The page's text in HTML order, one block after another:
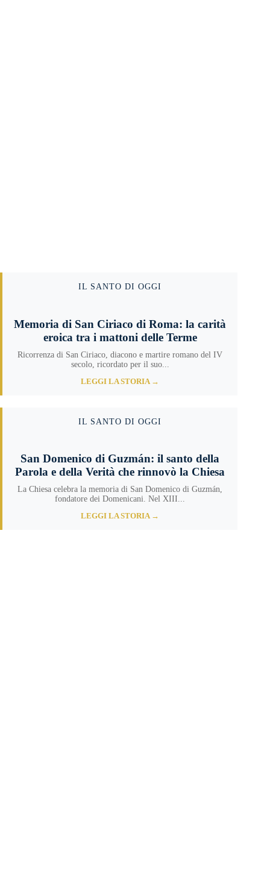
IL SANTO DI OGGI
Memoria di San Ciriaco di Roma: la carità
eroica tra i mattoni delle Terme
Ricorrenza di San Ciriaco, diacono e martire romano del IV
secolo, ricordato per il suo...
LEGGI LA STORIA →
IL SANTO DI OGGI
San Domenico di Guzmán: il santo della
Parola e della Verità che rinnovò la Chiesa
La Chiesa celebra la memoria di San Domenico di Guzmán,
fondatore dei Domenicani. Nel XIII...
LEGGI LA STORIA →